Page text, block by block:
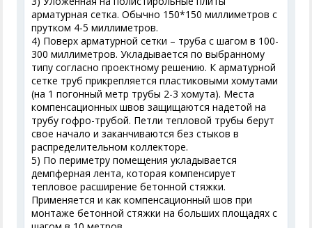
арматурная сетка. Обычно 150*150 миллиметров с
прутком 4-5 миллиметров.
4) Поверх арматурной сетки – труба с шагом в 100-
300 миллиметров. Укладывается по выбранному
типу согласно проектному решению. К арматурной
сетке труб прикрепляется пластиковыми хомутами
(на 1 погонный метр трубы 2-3 хомута). Места
компенсационных швов защищаются надетой на
трубу гофро-трубой. Петли тепловой трубы берут
свое начало и заканчиваются без стыков в
распределительном коллекторе.
5) По периметру помещения укладывается
демпферная лента, которая компенсирует
тепловое расширение бетонной стяжки.
Применяется и как компенсационный шов при
монтаже бетонной стяжки на больших площадях с